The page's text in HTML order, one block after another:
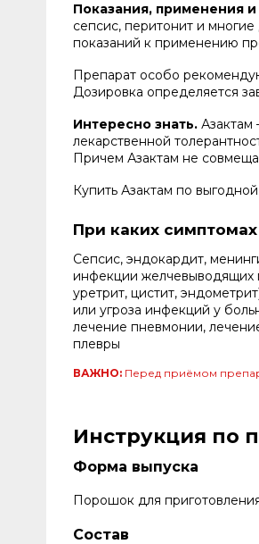
Показания, применения
сепсис, перитонит и
показаний к применению
Препарат особо
Дозировка определяется
Интересно знать. Азактам
лекарственной
Причем Азактам не
Купить Азактам по
При каких
Сепсис, эндокардит,
инфекции желчевыводящих
уретрит, цистит,
или угроза инфекций у
лечение пневмонии,
плевры
ВАЖНО: Перед приёмом
Инструкция по
Форма выпуска
Порошок для
Состав